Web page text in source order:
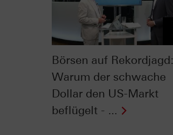
Börsen auf Rekordjagd:
Warum der schwache
Dollar den US-Markt
beflügelt - ...